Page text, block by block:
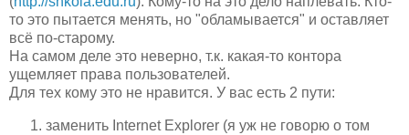
то это пытается менять, но "обламывается" и оставляет
всё по-старому.
На самом деле это неверно, т.к. какая-то контора
ущемляет права пользователей.
Для тех кому это не нравится. У вас есть 2 пути:
заменить Internet Explorer (я уж не говорю о том